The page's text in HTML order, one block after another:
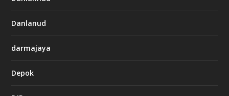
Danlanud
darmajaya
Depok